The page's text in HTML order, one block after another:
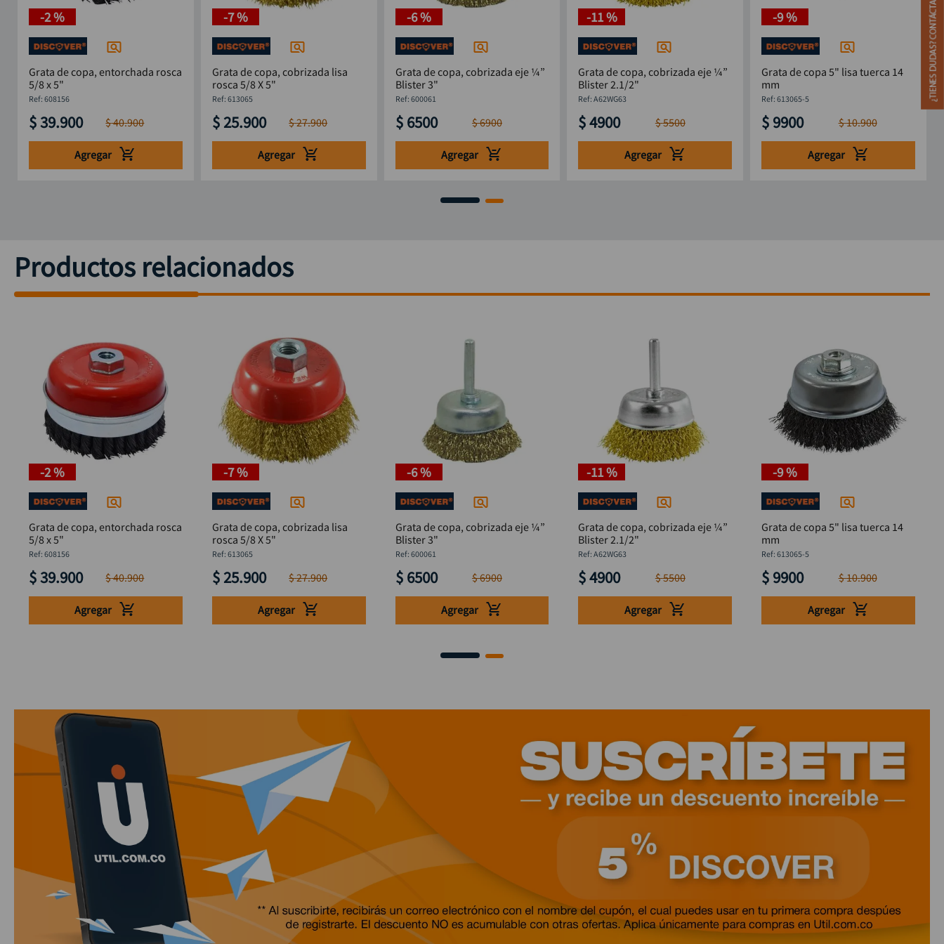
-2 %
Grata de copa, entorchada rosca
5/8 x 5"
: 608156
$39.900 $40.900
Agregar
-7 %
Grata de copa, cobrizada lisa
rosca 5/8 X 5"
: 613065
$ 25.900 $27.900
Agregar
-6 %
Grata de copa, cobrizada eje ¼”
Blister 3"
: 600061
$ 6500 $6900
Agregar
-11 %
Grata de copa, cobrizada eje ¼”
Blister 2.1/2"
:A62WG63
$4900 $5500
Agregar
-9 %
Grata de copa 5" lisa tuerca 14
mm
:613065-5
$ 9900 $10.900
Agregar
Productos relacionados
-2 %
Grata de copa, entorchada rosca
5/8 x 5"
: 608156
$39.900 $40.900
Agregar
-7 %
Grata de copa, cobrizada lisa
rosca 5/8 X 5"
: 613065
$ 25.900 $27.900
Agregar
-6 %
Grata de copa, cobrizada eje ¼”
Blister 3"
: 600061
$ 6500 $6900
Agregar
-11 %
Grata de copa, cobrizada eje ¼”
Blister 2.1/2"
:A62WG63
$4900 $5500
Agregar
-9 %
Grata de copa 5" lisa tuerca 14
mm
:613065-5
$ 9900 $10.900
Agregar